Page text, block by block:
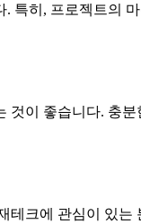
히, 프로젝트의
이 좋습니다. 충
크에 관심이 있는